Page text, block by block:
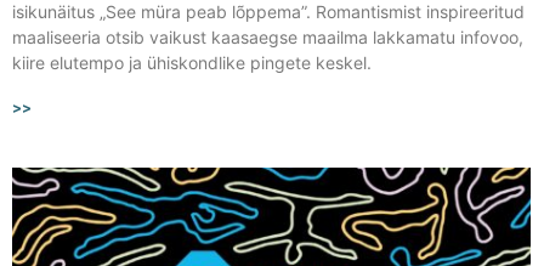
isikunäitus „See müra peab lõppema”. Romantismist inspireeritud
maaliseeria otsib vaikust kaasaegse maailma lakkamatu infovoo,
kiire elutempo ja ühiskondlike pingete keskel.
>>